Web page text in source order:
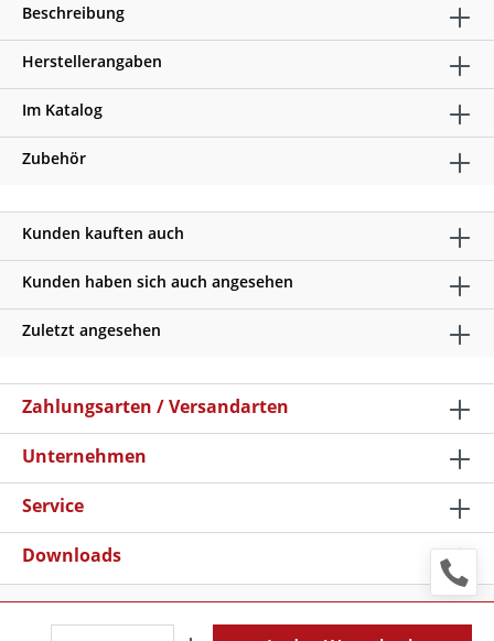
Beschreibung
Herstellerangaben
Im Katalog
Zubehör
Kunden kauften auch
Kunden haben sich auch angesehen
Zuletzt angesehen
Zahlungsarten / Versandarten
Unternehmen
Service
Downloads